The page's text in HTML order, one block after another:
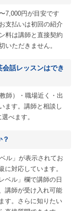
7,000円が目安です
支払いは初回の紹介
料は講師と直接契約
いただきません。
話レッスンはでき
師）・職場近く・出
ます。講師と相談し
べます。
ル」が表示されてお
に対応しています。
ベル」欄で講師の日
講師が受け入れ可能
す。さらに知りたい